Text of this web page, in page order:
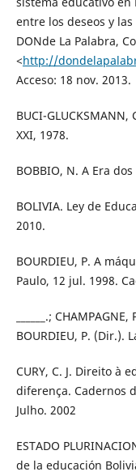
entre los deseos y
DONde La Palabra,
<http://
Acceso: 18 nov. 2013.
BUCI-
XXI, 1978.
BOBBIO, N. A Era
BOLIVIA. Ley de
2010.
BOURDIEU, P. A
Paulo, 12 jul. 1998.
______.;
BOURDIEU, P. (Dir.).
CURY, C. J. Direito à
diferença. Cadernos
Julho. 2002
ESTADO
de la educación